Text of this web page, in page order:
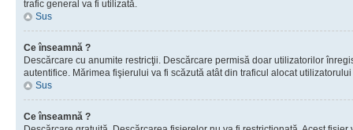
trafic general va fi utilizată.
Sus
Ce înseamnă ?
Descărcare cu anumite restricţii. Descărcare permisă doar utilizatorilor
autentifice. Mărimea fişierului va fi scăzută atât din traficul alocat
Sus
Ce înseamnă ?